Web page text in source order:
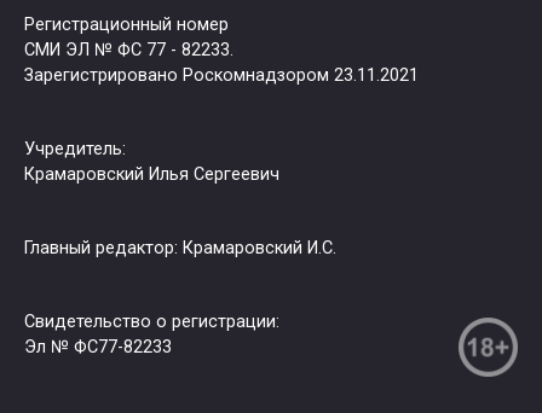
Регистрационный номер
СМИ ЭЛ № ФС 77 - 82233.
Зарегистрировано Роскомнадзором 23.11.2021
Учредитель:
Крамаровский Илья Сергеевич
Главный редактор: Крамаровский И.С.
Свидетельство о регистрации:
Эл № ФС77-82233